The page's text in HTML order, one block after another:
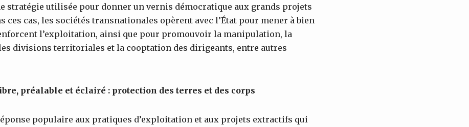
stratégie utilisée pour donner un vernis démocratique aux grands projets
ces cas, les sociétés transnationales opèrent avec l’État pour mener à bien
l’exploitation, ainsi que pour promouvoir la manipulation, la
divisions territoriales et la cooptation des dirigeants, entre autres
préalable et éclairé : protection des terres et des corps
populaire aux pratiques d’exploitation et aux projets extractifs qui